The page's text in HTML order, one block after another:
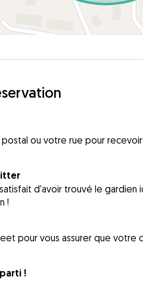
ou votre rue pour
d'avoir trouvé le gardien
!
pour vous assurer que votre
!